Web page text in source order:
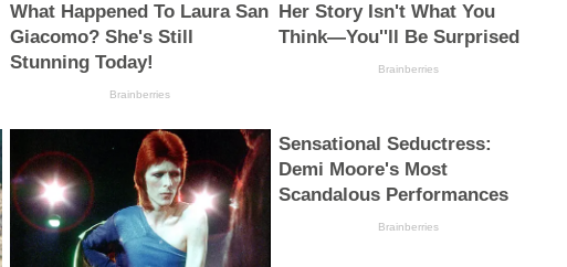
What Happened To Laura San
Giacomo? She's Still
Stunning Today!
Brainberries
Her Story Isn't What You
Think—You''ll Be Surprised
Brainberries
Sensational Seductress:
Demi Moore's Most
Scandalous Performances
Brainberries